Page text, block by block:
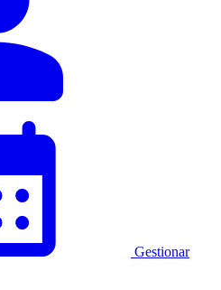
Gestionar